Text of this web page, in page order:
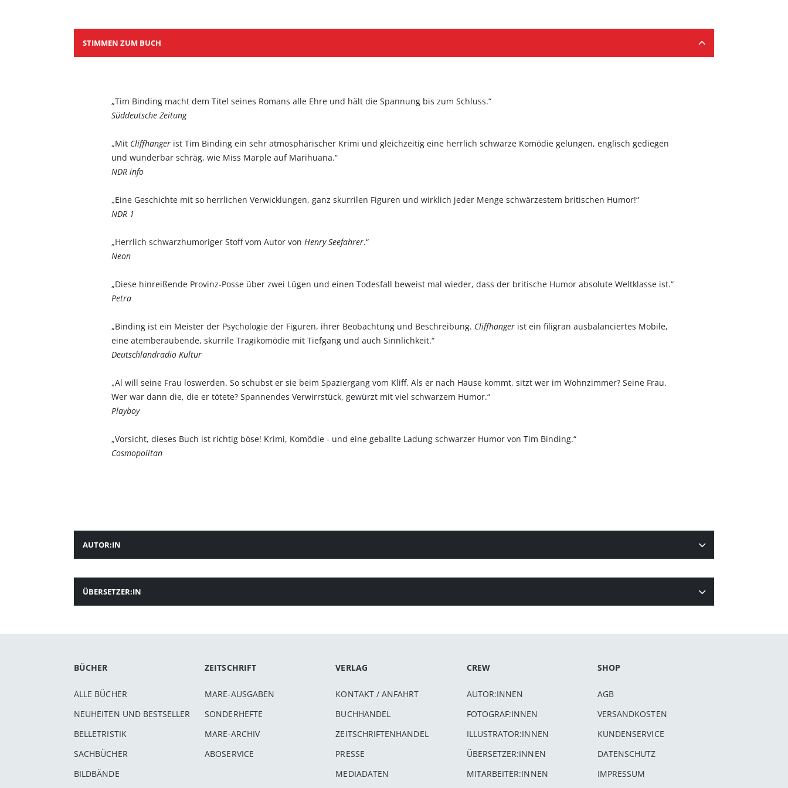
STIMMEN ZUM BUCH
„Tim Binding macht dem Titel seines Romans alle Ehre und hält die Spannung bis zum Schluss.“
Süddeutsche Zeitung
„Mit Cliffhanger ist Tim Binding ein sehr atmosphärischer Krimi und gleichzeitig eine herrlich schwarze Komödie gelungen, englisch gediegen
und wunderbar schräg, wie Miss Marple auf Marihuana.“
NDR info
„Eine Geschichte mit so herrlichen Verwicklungen, ganz skurrilen Figuren und wirklich jeder Menge schwärzestem britischen Humor!“
NDR 1
„Herrlich schwarzhumoriger Stoff vom Autor von Henry Seefahrer.“
Neon
„Diese hinreißende Provinz-Posse über zwei Lügen und einen Todesfall beweist mal wieder, dass der britische Humor absolute Weltklasse ist.“
Petra
„Binding ist ein Meister der Psychologie der Figuren, ihrer Beobachtung und Beschreibung. Cliffhanger ist ein filigran ausbalanciertes Mobile,
eine atemberaubende, skurrile Tragikomödie mit Tiefgang und auch Sinnlichkeit.“
Deutschlandradio Kultur
„Al will seine Frau loswerden. So schubst er sie beim Spaziergang vom Kliff. Als er nach Hause kommt, sitzt wer im Wohnzimmer? Seine Frau.
Wer war dann die, die er tötete? Spannendes Verwirrstück, gewürzt mit viel schwarzem Humor.“
Playboy
„Vorsicht, dieses Buch ist richtig böse! Krimi, Komödie - und eine geballte Ladung schwarzer Humor von Tim Binding.“
Cosmopolitan
AUTOR:IN
ÜBERSETZER:IN
BÜCHER
ALLE BÜCHER
NEUHEITEN UND BESTSELLER
BELLETRISTIK
SACHBÜCHER
BILDBÄNDE
ZEITSCHRIFT
MARE-AUSGABEN
SONDERHEFTE
MARE-ARCHIV
ABOSERVICE
VERLAG
KONTAKT / ANFAHRT
BUCHHANDEL
ZEITSCHRIFTENHANDEL
PRESSE
MEDIADATEN
CREW
AUTOR:INNEN
FOTOGRAF:INNEN
ILLUSTRATOR:INNEN
ÜBERSETZER:INNEN
MITARBEITER:INNEN
SHOP
AGB
VERSANDKOSTEN
KUNDENSERVICE
DATENSCHUTZ
IMPRESSUM